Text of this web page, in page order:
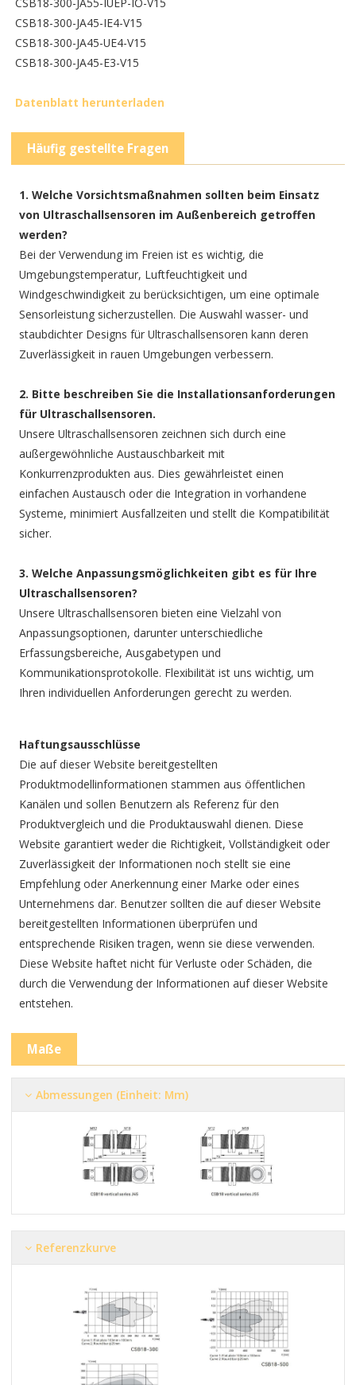
CSB18-300-JA55-IUEP-IO-V15
CSB18-300-JA45-IE4-V15
CSB18-300-JA45-UE4-V15
CSB18-300-JA45-E3-V15
Datenblatt herunterladen
Häufig gestellte Fragen
1. Welche Vorsichtsmaßnahmen sollten beim Einsatz
von Ultraschallsensoren im Außenbereich getroffen
werden?
Bei der Verwendung im Freien ist es wichtig, die
Umgebungstemperatur, Luftfeuchtigkeit und
Windgeschwindigkeit zu berücksichtigen, um eine optimale
Sensorleistung sicherzustellen. Die Auswahl wasser- und
staubdichter Designs für Ultraschallsensoren kann deren
Zuverlässigkeit in rauen Umgebungen verbessern.
2. Bitte beschreiben Sie die Installationsanforderungen
für Ultraschallsensoren.
Unsere Ultraschallsensoren zeichnen sich durch eine
außergewöhnliche Austauschbarkeit mit
Konkurrenzprodukten aus. Dies gewährleistet einen
einfachen Austausch oder die Integration in vorhandene
Systeme, minimiert Ausfallzeiten und stellt die Kompatibilität
sicher.
3. Welche Anpassungsmöglichkeiten gibt es für Ihre
Ultraschallsensoren?
Unsere Ultraschallsensoren bieten eine Vielzahl von
Anpassungsoptionen, darunter unterschiedliche
Erfassungsbereiche, Ausgabetypen und
Kommunikationsprotokolle. Flexibilität ist uns wichtig, um
Ihren individuellen Anforderungen gerecht zu werden.
Haftungsausschlüsse
Die auf dieser Website bereitgestellten
Produktmodellinformationen stammen aus öffentlichen
Kanälen und sollen Benutzern als Referenz für den
Produktvergleich und die Produktauswahl dienen. Diese
Website garantiert weder die Richtigkeit, Vollständigkeit oder
Zuverlässigkeit der Informationen noch stellt sie eine
Empfehlung oder Anerkennung einer Marke oder eines
Unternehmens dar. Benutzer sollten die auf dieser Website
bereitgestellten Informationen überprüfen und
entsprechende Risiken tragen, wenn sie diese verwenden.
Diese Website haftet nicht für Verluste oder Schäden, die
durch die Verwendung der Informationen auf dieser Website
entstehen.
Maße
Abmessungen (Einheit: Mm)
Referenzkurve